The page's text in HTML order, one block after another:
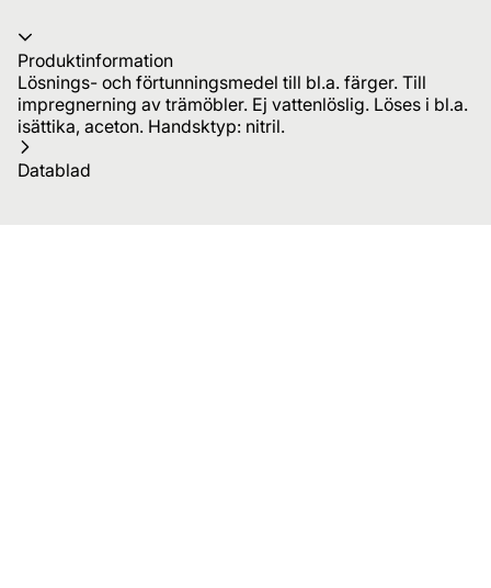
Produktinformation
Lösnings- och förtunningsmedel till bl.a. färger. Till
impregnerning av trämöbler. Ej vattenlöslig. Löses i bl.a.
isättika, aceton. Handsktyp: nitril.
Datablad